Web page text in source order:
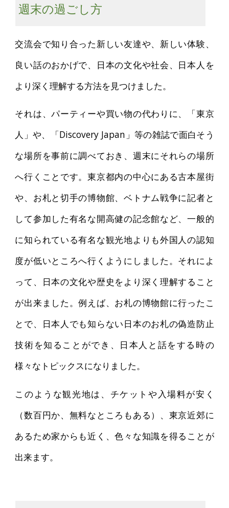
週末の過ごし方
交流会で知り合った新しい友達や、新しい体験、
良い話のおかげで、日本の文化や社会、日本人を
より深く理解する方法を見つけました。
それは、パーティーや買い物の代わりに、「東京
人」や、「Discovery Japan」等の雑誌で面白そう
な場所を事前に調べておき、週末にそれらの場所
へ行くことです。東京都内の中心にある古本屋街
や、お札と切手の博物館、ベトナム戦争に記者と
して参加した有名な開高健の記念館など、一般的
に知られている有名な観光地よりも外国人の認知
度が低いところへ行くようにしました。それによ
って、日本の文化や歴史をより深く理解すること
が出来ました。例えば、お札の博物館に行ったこ
とで、日本人でも知らない日本のお札の偽造防止
技術を知ることができ、日本人と話をする時の
様々なトピックスになりました。
このような観光地は、チケットや入場料が安く
（数百円か、無料なところもある）、東京近郊に
あるため家からも近く、色々な知識を得ることが
出来ます。